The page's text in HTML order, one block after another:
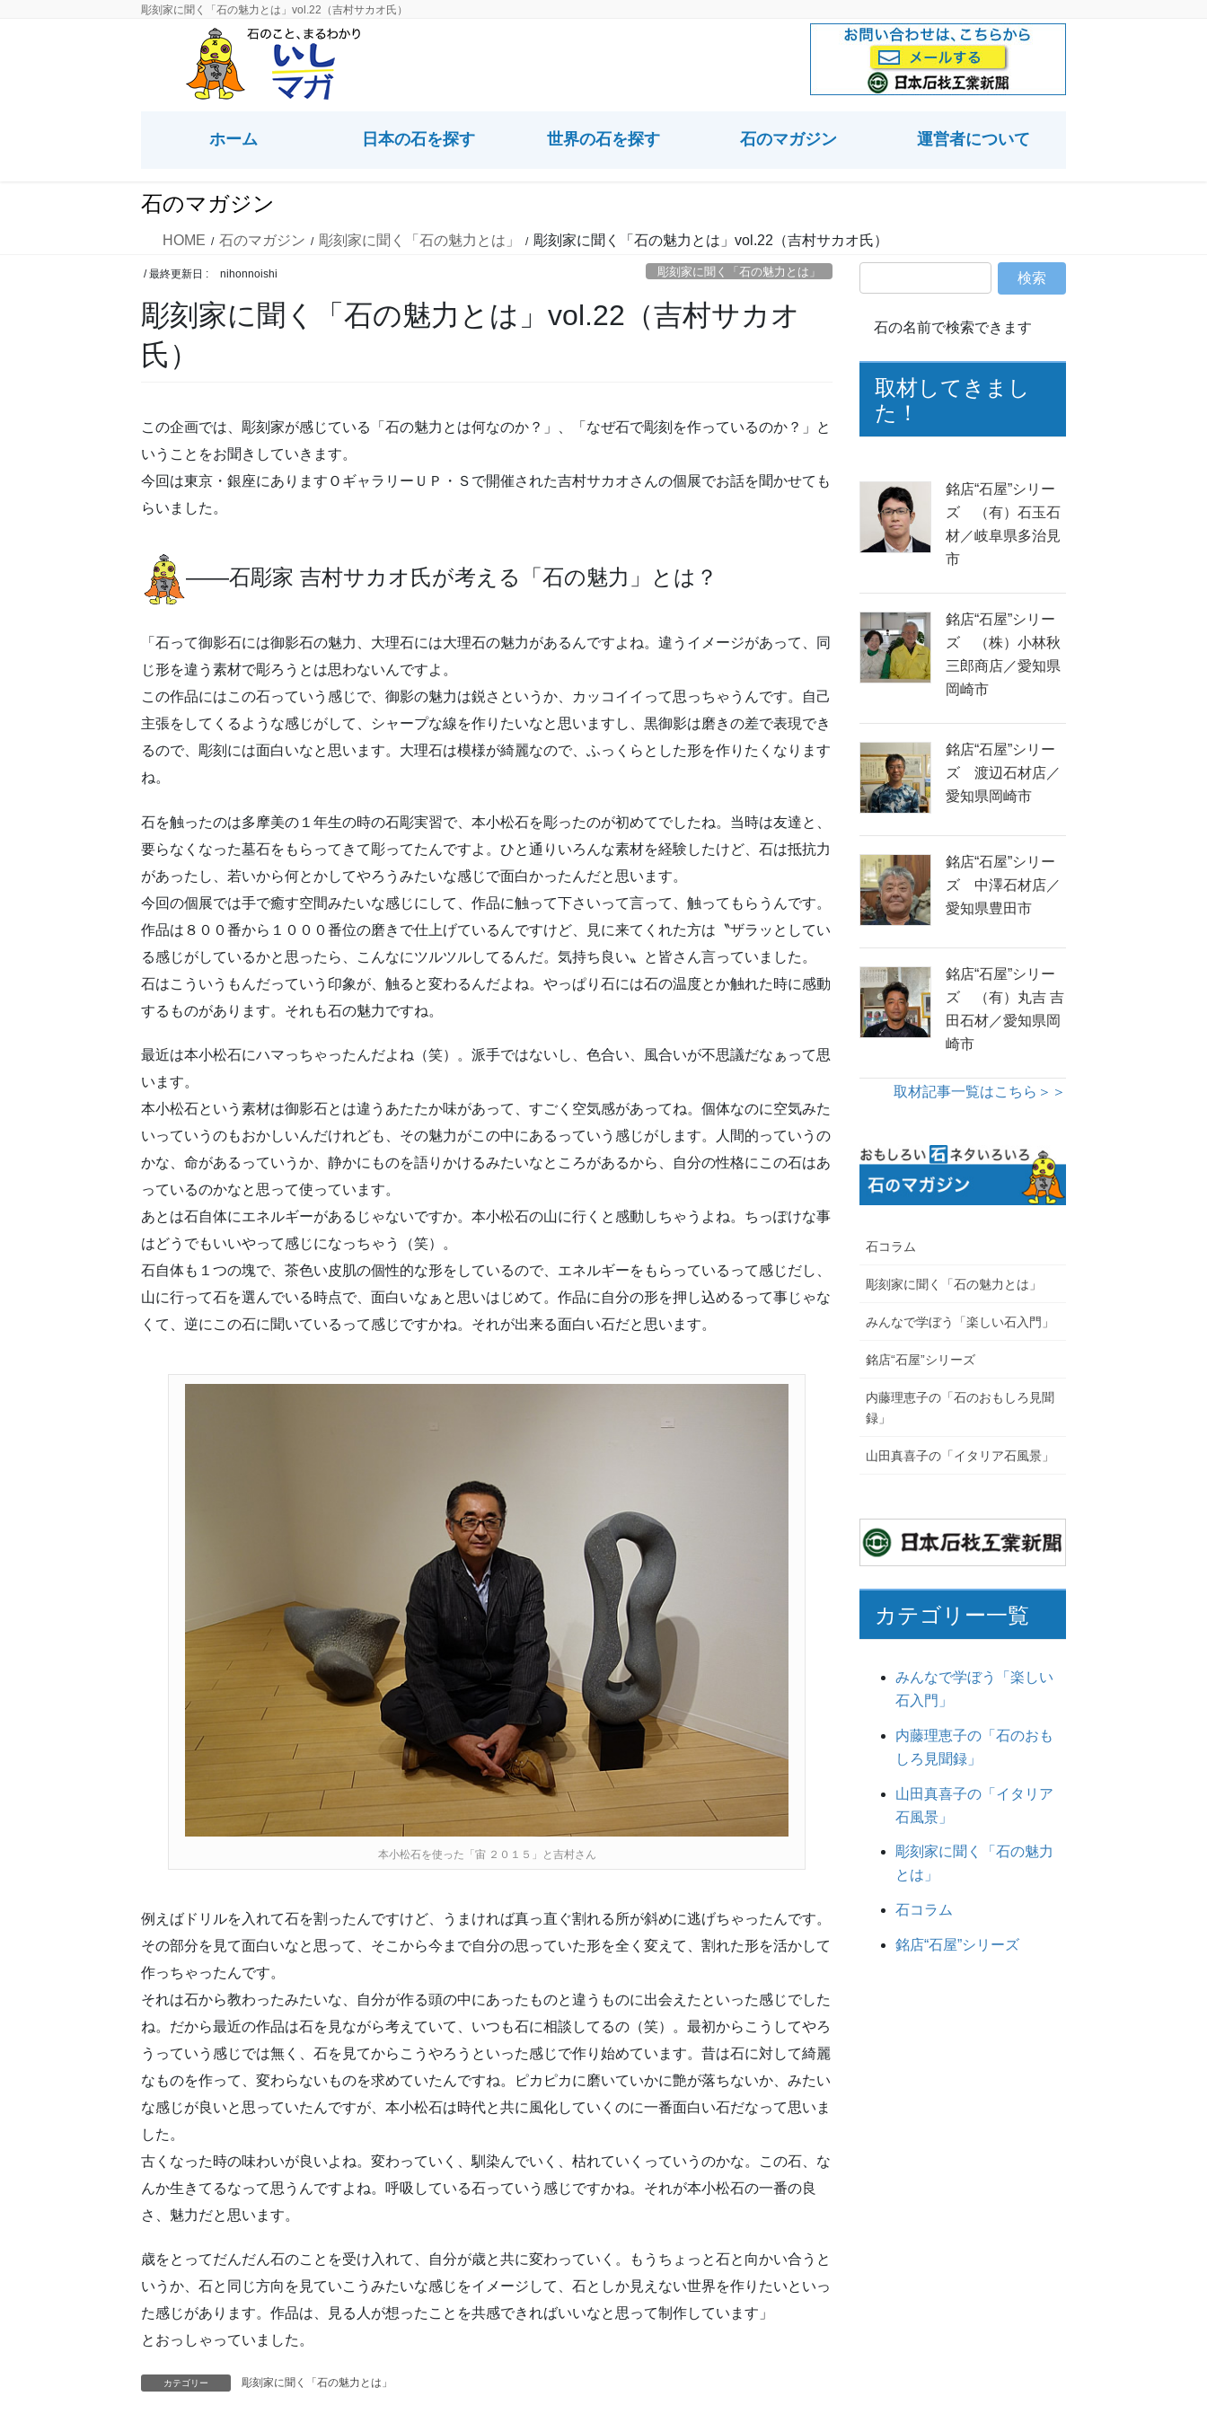
彫刻家に聞く「石の魅力とは」vol.22（吉村サカオ氏）
ホーム 日本の石を探す 世界の石を探す 石のマガジン 運営者について
石のマガジン
HOME 石のマガジン 彫刻家に聞く「石の魅力とは」 彫刻家に聞く「石の魅力とは」vol.22（吉村サカオ氏）
/ 最終更新日 : nihonnoishi 彫刻家に聞く「石の魅力とは」
彫刻家に聞く「石の魅力とは」vol.22（吉村サカオ
氏）
この企画では、彫刻家が感じている「石の魅力とは何なのか？」、「なぜ石で彫刻を作っているのか？」と
いうことをお聞きしていきます。
今回は東京・銀座にありますＯギャラリーＵＰ・Ｓで開催された吉村サカオさんの個展でお話を聞かせても
らいました。
――石彫家 吉村サカオ氏が考える「石の魅力」とは？
「石って御影石には御影石の魅力、大理石には大理石の魅力があるんですよね。違うイメージがあって、同
じ形を違う素材で彫ろうとは思わないんですよ。
この作品にはこの石っていう感じで、御影の魅力は鋭さというか、カッコイイって思っちゃうんです。自己
主張をしてくるような感じがして、シャープな線を作りたいなと思いますし、黒御影は磨きの差で表現でき
るので、彫刻には面白いなと思います。大理石は模様が綺麗なので、ふっくらとした形を作りたくなります
ね。
石を触ったのは多摩美の１年生の時の石彫実習で、本小松石を彫ったのが初めてでしたね。当時は友達と、
要らなくなった墓石をもらってきて彫ってたんですよ。ひと通りいろんな素材を経験したけど、石は抵抗力
があったし、若いから何とかしてやろうみたいな感じで面白かったんだと思います。
今回の個展では手で癒す空間みたいな感じにして、作品に触って下さいって言って、触ってもらうんです。
作品は８００番から１０００番位の磨きで仕上げているんですけど、見に来てくれた方は〝ザラッとしてい
る感じがしているかと思ったら、こんなにツルツルしてるんだ。気持ち良い〟と皆さん言っていました。
石はこういうもんだっていう印象が、触ると変わるんだよね。やっぱり石には石の温度とか触れた時に感動
するものがあります。それも石の魅力ですね。
最近は本小松石にハマっちゃったんだよね（笑）。派手ではないし、色合い、風合いが不思議だなぁって思
います。
本小松石という素材は御影石とは違うあたたか味があって、すごく空気感があってね。個体なのに空気みた
いっていうのもおかしいんだけれども、その魅力がこの中にあるっていう感じがします。人間的っていうの
かな、命があるっていうか、静かにものを語りかけるみたいなところがあるから、自分の性格にこの石はあ
っているのかなと思って使っています。
あとは石自体にエネルギーがあるじゃないですか。本小松石の山に行くと感動しちゃうよね。ちっぽけな事
はどうでもいいやって感じになっちゃう（笑）。
石自体も１つの塊で、茶色い皮肌の個性的な形をしているので、エネルギーをもらっているって感じだし、
山に行って石を選んでいる時点で、面白いなぁと思いはじめて。作品に自分の形を押し込めるって事じゃな
くて、逆にこの石に聞いているって感じですかね。それが出来る面白い石だと思います。
本小松石を使った「宙 ２０１５」と吉村さん
例えばドリルを入れて石を割ったんですけど、うまければ真っ直ぐ割れる所が斜めに逃げちゃったんです。
その部分を見て面白いなと思って、そこから今まで自分の思っていた形を全く変えて、割れた形を活かして
作っちゃったんです。
それは石から教わったみたいな、自分が作る頭の中にあったものと違うものに出会えたといった感じでした
ね。だから最近の作品は石を見ながら考えていて、いつも石に相談してるの（笑）。最初からこうしてやろ
うっていう感じでは無く、石を見てからこうやろうといった感じで作り始めています。昔は石に対して綺麗
なものを作って、変わらないものを求めていたんですね。ピカピカに磨いていかに艶が落ちないか、みたい
な感じが良いと思っていたんですが、本小松石は時代と共に風化していくのに一番面白い石だなって思いま
した。
古くなった時の味わいが良いよね。変わっていく、馴染んでいく、枯れていくっていうのかな。この石、な
んか生きてるなって思うんですよね。呼吸している石っていう感じですかね。それが本小松石の一番の良
さ、魅力だと思います。
歳をとってだんだん石のことを受け入れて、自分が歳と共に変わっていく。もうちょっと石と向かい合うと
いうか、石と同じ方向を見ていこうみたいな感じをイメージして、石としか見えない世界を作りたいといっ
た感じがあります。作品は、見る人が想ったことを共感できればいいなと思って制作しています」
とおっしゃっていました。
カテゴリー 彫刻家に聞く「石の魅力とは」
石の名前で検索できます
取材してきまし
た！
銘店“石屋”シリー
ズ （有）石玉石
材／岐阜県多治見
市
銘店“石屋”シリー
ズ （株）小林秋
三郎商店／愛知県
岡崎市
銘店“石屋”シリー
ズ 渡辺石材店／
愛知県岡崎市
銘店“石屋”シリー
ズ 中澤石材店／
愛知県豊田市
銘店“石屋”シリー
ズ （有）丸吉 吉
田石材／愛知県岡
崎市
取材記事一覧はこちら＞＞
石コラム
彫刻家に聞く「石の魅力とは」
みんなで学ぼう「楽しい石入門」
銘店“石屋”シリーズ
内藤理恵子の「石のおもしろ見聞
録」
山田真喜子の「イタリア石風景」
カテゴリー一覧
みんなで学ぼう「楽しい
石入門」
内藤理恵子の「石のおも
しろ見聞録」
山田真喜子の「イタリア
石風景」
彫刻家に聞く「石の魅力
とは」
石コラム
銘店“石屋”シリーズ